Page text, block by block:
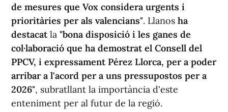
de mesures que Vox considera urgents i
prioritàries per als valencians". Llanos ha
destacatla "bona disposició i les ganes de
col·laboració que ha demostrat el Consell del
PPCV, i expressament Pérez Llorca, per a poder
arribar a l'acord per a uns pressupostos per a
2026", subratllant la importància d'este
enteniment per al futur de la regió.